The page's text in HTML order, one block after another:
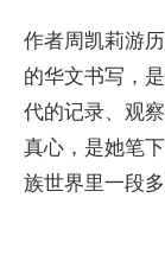
作者周凯莉游
的华文书写，
代的记录、观
真心，是她笔
族世界里一段